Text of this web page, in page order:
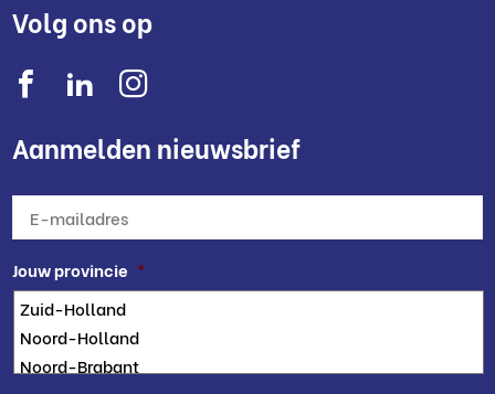
Volg ons op
Aanmelden nieuwsbrief
mailadres *
Jouw provincie *